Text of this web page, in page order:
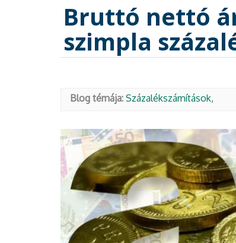
Bruttó nettó
szimpla
Blog témája: Százalékszámítások